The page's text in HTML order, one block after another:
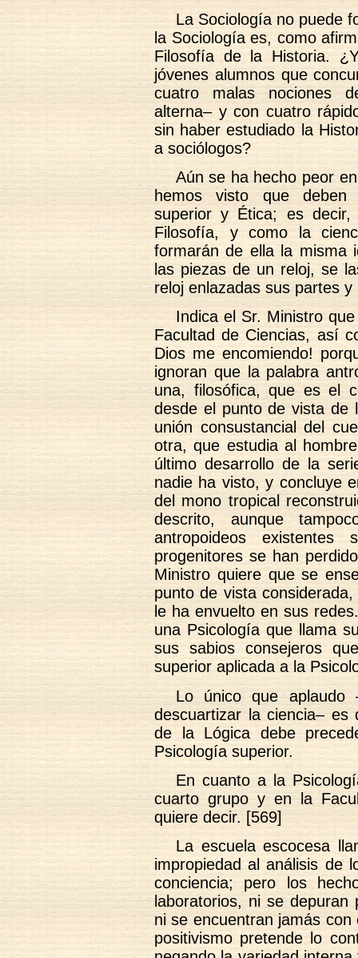
La Sociología no puede
la Sociología es, como
Filosofía de la Historia.
jóvenes alumnos que
cuatro malas nociones
alterna– y con cuatro
sin haber estudiado la
a sociólogos?
Aún se ha hecho peor
hemos visto que deben
superior y Ética; es
Filosofía, y como la
formarán de ella la misma
las piezas de un reloj, se
reloj enlazadas sus partes y
Indica el Sr. Ministro
Facultad de Ciencias, así
Dios me encomiendo!
ignoran que la palabra
una, filosófica, que es el
desde el punto de vista de
unión consustancial del
otra, que estudia al
último desarrollo de la
nadie ha visto, y concluye
del mono tropical
descrito, aunque
antropoideos existentes
progenitores se han
Ministro quiere que se
punto de vista
le ha envuelto en sus
una Psicología que llama
sus sabios consejeros
superior aplicada a la
Lo único que aplaudo
descuartizar la ciencia–
de la Lógica debe
Psicología superior.
En cuanto a la
cuarto grupo y en la
quiere decir. [569]
La escuela escocesa
impropiedad al análisis de
conciencia; pero los
laboratorios, ni se
ni se encuentran jamás
positivismo pretende lo